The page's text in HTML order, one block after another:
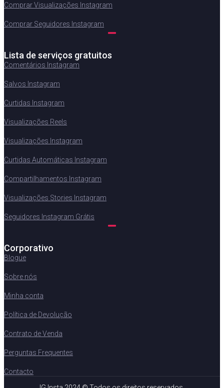
Comprar Visualizações Instagram
Comprar Seguidores Instagram
Lista de serviços gratuitos
Comentários Instagram
Salvos Instagram
Curtidas Instagram
Visualizações Reels
Visualizações Instagram
Curtidas Automáticas Instagram
Compartilhamentos Instagram
Visualizações Stories Instagram
Seguidores Instagram Grátis
Corporativo
Blogue
Sobre nós
Minha conta
Política de Devolução
Contrato de Venda
Perguntas Frequentes
Contacto